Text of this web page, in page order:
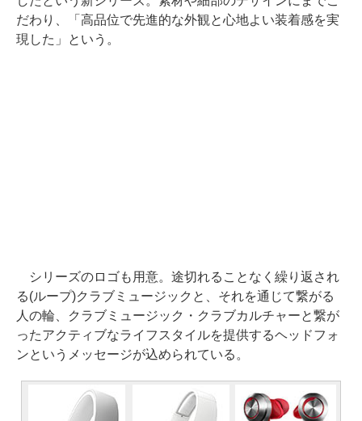
だわり、「高品位で先進的な外観と心地よい装着感を実
現した」という。
シリーズのロゴも用意。途切れることなく繰り返され
る(ループ)クラブミュージックと、それを通じて繋がる
人の輪、クラブミュージック・クラブカルチャーと繋が
ったアクティブなライフスタイルを提供するヘッドフォ
ンというメッセージが込められている。